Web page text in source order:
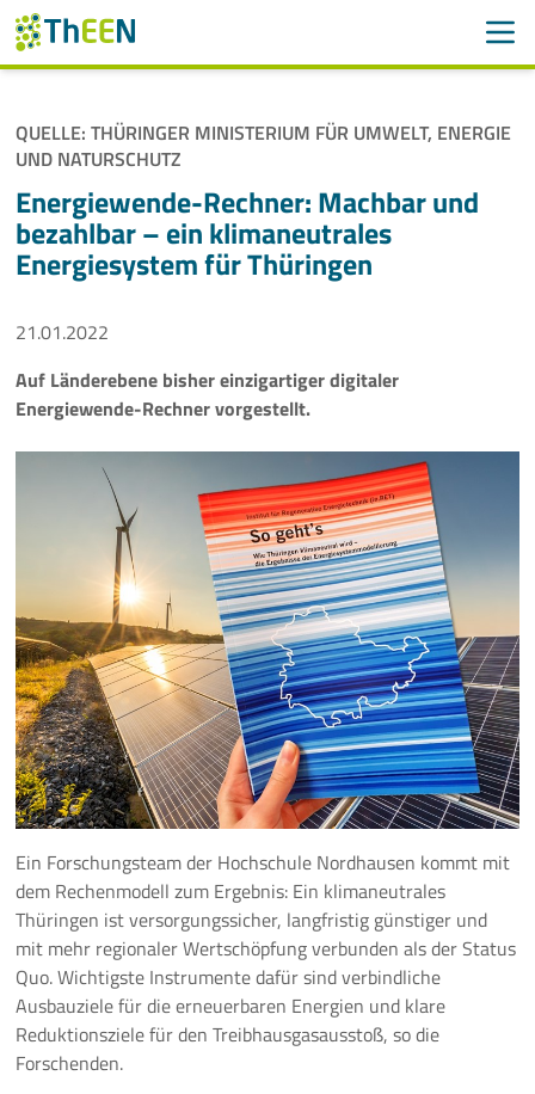
Navigation überspringen
ThEEN
Services
Mitglieder
Aktivitäten
Veranstaltungen
Aktuelles
Pressemeldungen
Branchenmeldungen
Statements
Positionen
Jobs
Mediathek
Akkreditierung
Mehr
QUELLE: THÜRINGER MINISTERIUM FÜR UMWELT, ENERGIE
UND NATURSCHUTZ
Energiewende-Rechner: Machbar und
bezahlbar – ein klimaneutrales
Energiesystem für Thüringen
21.01.2022
Auf Länderebene bisher einzigartiger digitaler
Energiewende-Rechner vorgestellt.
Ein Forschungsteam der Hochschule Nordhausen kommt mit
dem Rechenmodell zum Ergebnis: Ein klimaneutrales
Thüringen ist versorgungssicher, langfristig günstiger und
mit mehr regionaler Wertschöpfung verbunden als der Status
Quo. Wichtigste Instrumente dafür sind verbindliche
Ausbauziele für die erneuerbaren Energien und klare
Reduktionsziele für den Treibhausgasausstoß, so die
Forschenden.